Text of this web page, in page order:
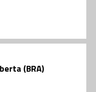
(BRA)